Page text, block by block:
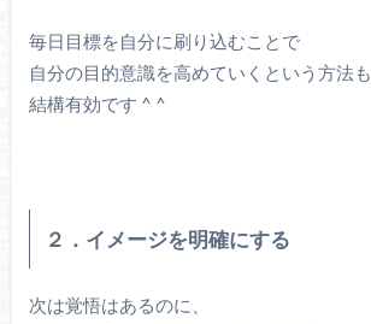
毎日目標を自分に刷り込むことで
自分の目的意識を高めていくという方法も
結構有効です ^ ^
２．イメージを明確にする
次は覚悟はあるのに、